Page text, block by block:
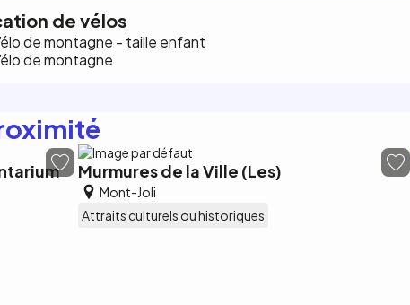
de vélos
de montagne - taille enfant
de montagne
Murmures de la Ville (Les)
Mont-Joli
Attraits culturels ou historiques